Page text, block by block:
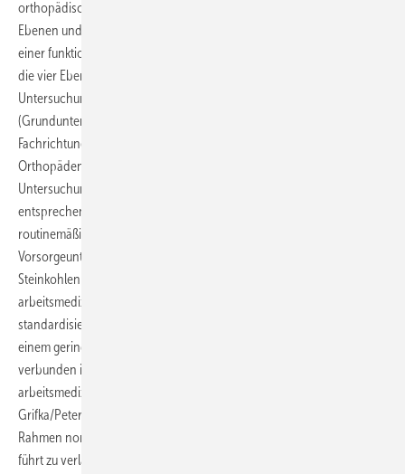
orthopädische Mehrstufendiagnostik wird mehrdimensional in
Ebenen und Blöcke unterteilt. Während die Blöcke A, B und C eher
einer funktionell-topographischen Untergliederung folgen, beinhalten
die vier Ebenen in ihrer Genauigkeit abgestufte
Untersuchungsverfahren. Die Ebenen 1 (Check-Up-Ebene) und 2
(Grunduntersuchung) können von allen medizinischen
Fachrichtungen angewendet werden, während die Ebenen 3 und 4
Orthopäden vorbehalten bleiben. Ergebnisse: Die Integration der 29
Untersuchungsitems der Ebene 1 und sofern erforderlich
entsprechender Items der Ebene 2 in den Untersuchungsablauf von
routinemäßig durchgeführten arbeitsmedizinischen
Vorsorgeuntersuchungen bei 100 Bergleuten des
Steinkohlenbergbaus zeigte, dass die Durchführung dieser
arbeitsmedizinisch-orthopädischen Mehrstufendiagnostik mit einem
standardisierten Untersuchungs- und Dokumentationsablauf nur mit
einem geringen zeitlichem Mehraufwand von ca. 2 bis 3 Minuten
verbunden ist. Schlussfolgerungen: Die Anwendung der
arbeitsmedizinisch-orthopädischen Mehrstufendiagnostik nach
Grifka/Peters als standardisiertes Untersuchungsverfahren im
Rahmen normaler arbeitsmedizinischer Vorsorgeuntersuchungen
führt zu verlässlichen und vergleichbaren Aussagen über das gesamte